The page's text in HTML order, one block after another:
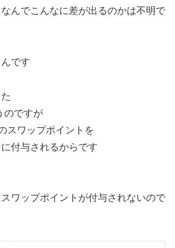
んでこんなに差が出るのかは不明で
です
のですが
スワップポイントを
付与されるからです
ワップポイントが付与されないので